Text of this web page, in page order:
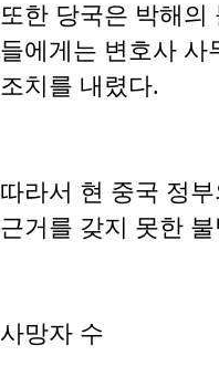
또한 당국은 박해의
들에게는 변호사 사
조치를 내렸다.
따라서 현 중국 정
근거를 갖지 못한
사망자 수